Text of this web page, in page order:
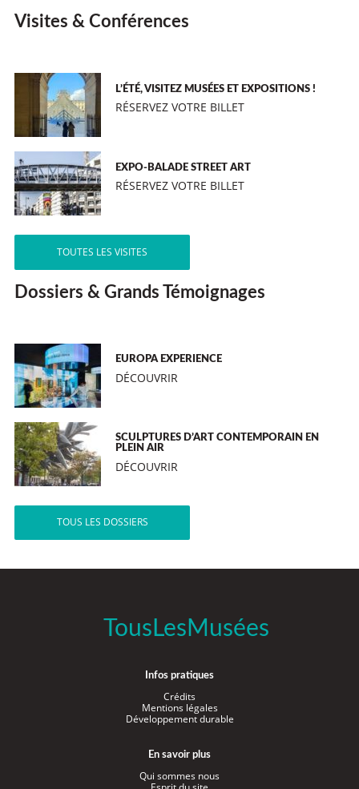
Visites & Conférences
L’ÉTÉ, VISITEZ MUSÉES ET EXPOSITIONS !
RÉSERVEZ VOTRE BILLET
EXPO-BALADE STREET ART
RÉSERVEZ VOTRE BILLET
TOUTES LES VISITES
Dossiers & Grands Témoignages
EUROPA EXPERIENCE
DÉCOUVRIR
SCULPTURES D’ART CONTEMPORAIN EN
PLEIN AIR
DÉCOUVRIR
TOUS LES DOSSIERS
TousLesMusées
Infos pratiques
Crédits
Mentions légales
Développement durable
En savoir plus
Qui sommes nous